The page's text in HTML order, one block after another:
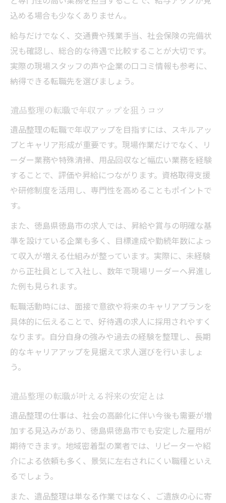
込める場合も少なくありません。
給与だけでなく、交通費や残業手当、社会保険の完備状
況も確認し、総合的な待遇で比較することが大切です。
実際の現場スタッフの声や企業の口コミ情報も参考に、
納得できる転職先を選びましょう。
遺品整理の転職で年収アップを狙うコツ
遺品整理の転職で年収アップを目指すには、スキルアッ
プとキャリア形成が重要です。現場作業だけでなく、リ
ーダー業務や特殊清掃、用品回収など幅広い業務を経験
することで、評価や昇給につながります。資格取得支援
や研修制度を活用し、専門性を高めることもポイントで
す。
また、徳島県徳島市の求人では、昇給や賞与の明確な基
準を設けている企業も多く、目標達成や勤続年数によっ
て収入が増える仕組みが整っています。実際に、未経験
から正社員として入社し、数年で現場リーダーへ昇進し
た例も見られます。
転職活動時には、面接で意欲や将来のキャリアプランを
具体的に伝えることで、好待遇の求人に採用されやすく
なります。自分自身の強みや過去の経験を整理し、長期
的なキャリアアップを見据えて求人選びを行いましょ
う。
遺品整理の転職が叶える将来の安定とは
遺品整理の仕事は、社会の高齢化に伴い今後も需要が増
加する見込みがあり、徳島県徳島市でも安定した雇用が
期待できます。地域密着型の業者では、リピーターや紹
介による依頼も多く、景気に左右されにくい職種といえ
るでしょう。
また、遺品整理は単なる作業ではなく、ご遺族の心に寄